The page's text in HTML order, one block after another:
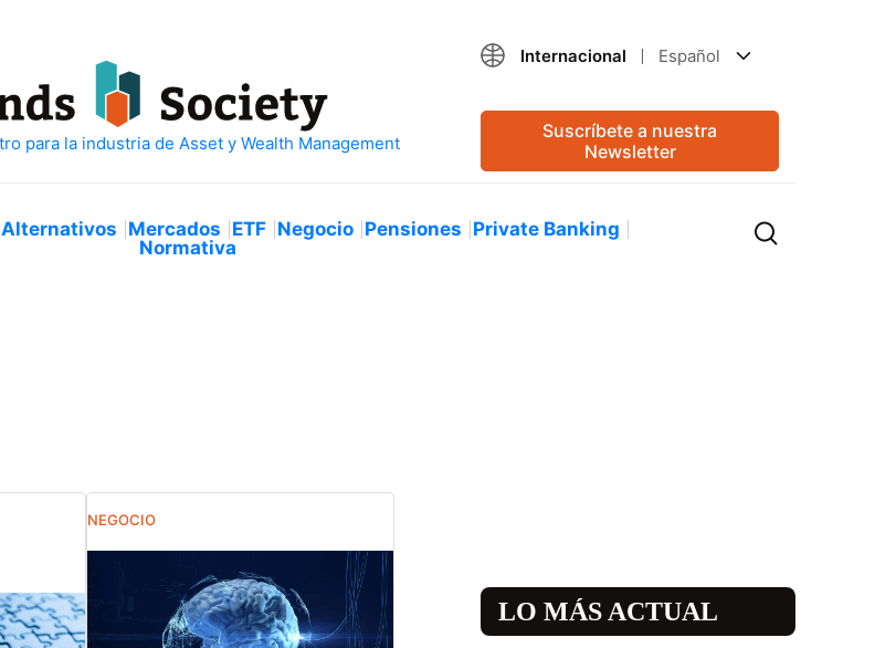
Internacional Español
Suscríbete a nuestra
Newsletter
Alternativos Mercados ETF Negocio Pensiones Private Banking
Normativa
NEGOCIO
LO MÁS ACTUAL